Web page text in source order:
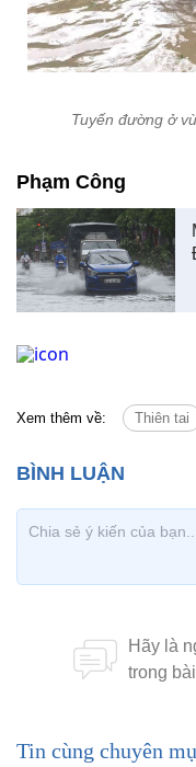
Tuyến đường ở
Phạm Công
Xem thêm về: Thiên tai
Tin cùng chuyên